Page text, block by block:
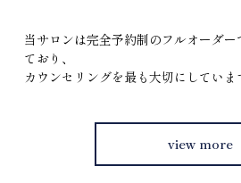
当サロンは完全予約制のフルオーダ
ており、
カウンセリングを最も大切にしていま
view more